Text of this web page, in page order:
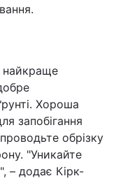
найкраще
Хороша
запобігання
обрізку
"Уникайте
– додає Кірк-